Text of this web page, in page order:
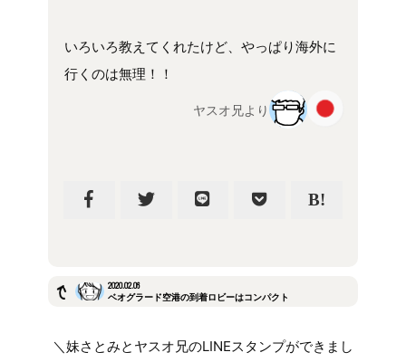
いろいろ教えてくれたけど、やっぱり海外に
行くのは無理！！
ヤスオ兄より
2020.02.06
ベオグラード空港の到着ロビーはコンパクト
＼妹さとみとヤスオ兄のLINEスタンプができまし